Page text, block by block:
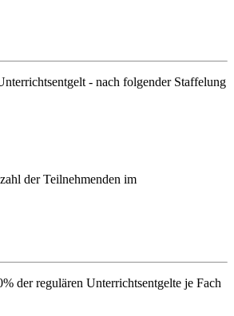
- nach folgender Staffelung
der Teilnehmenden im
der regulären Unterrichtsentgelte je Fach